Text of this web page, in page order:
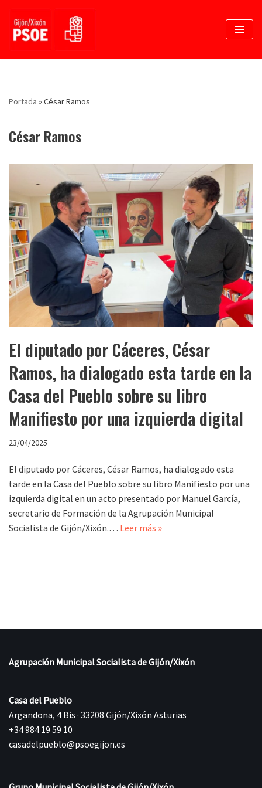
Saltar
contenido
Portada » César Ramos
César Ramos
El diputado por Cáceres, César
Ramos, ha dialogado esta tarde en la
Casa del Pueblo sobre su libro
Manifiesto por una izquierda digital
23/04/2025
El diputado por Cáceres, César Ramos, ha dialogado esta
tarde en la Casa del Pueblo sobre su libro Manifiesto por una
izquierda digital en un acto presentado por Manuel García,
secretario de Formación de la Agrupación Municipal
Socialista de Gijón/Xixón.… Leer más »
Agrupación Municipal Socialista de Gijón/Xixón
Casa del Pueblo
Argandona, 4 Bis · 33208 Gijón/Xixón Asturias
+34 984 19 59 10
casadelpueblo@psoegijon.es